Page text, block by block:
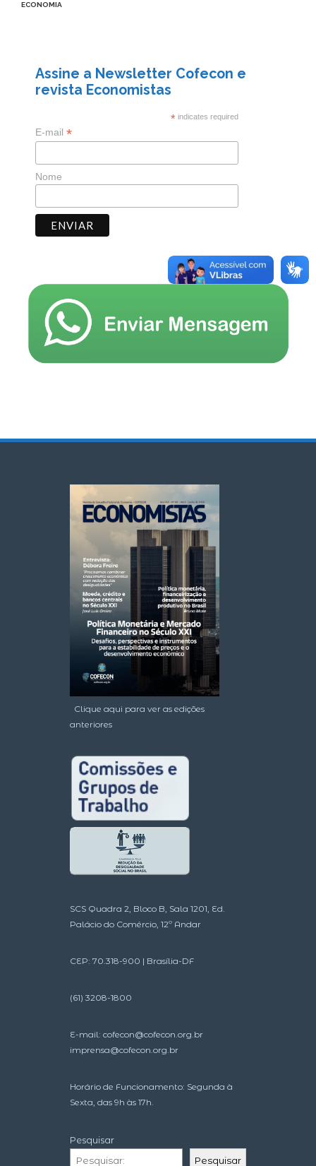
ECONOMIA
Assine a Newsletter Cofecon e
revista Economistas
* indicates required
E-mail *
Nome
Clique aqui para ver as edições
anteriores
SCS Quadra 2, Bloco B, Sala 1201, Ed.
Palácio do Comércio, 12º Andar
CEP: 70.318-900 | Brasília-DF
(61) 3208-1800
E-mail: cofecon@cofecon.org.br
imprensa@cofecon.org.br
Horário de Funcionamento: Segunda à
Sexta, das 9h às 17h.
Pesquisar
Pesquisar